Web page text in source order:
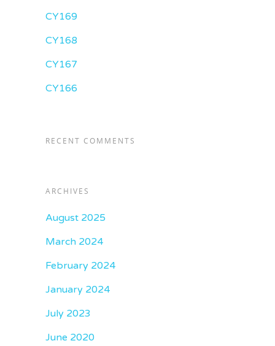
CY169
CY168
CY167
CY166
RECENT COMMENTS
ARCHIVES
August 2025
March 2024
February 2024
January 2024
July 2023
June 2020